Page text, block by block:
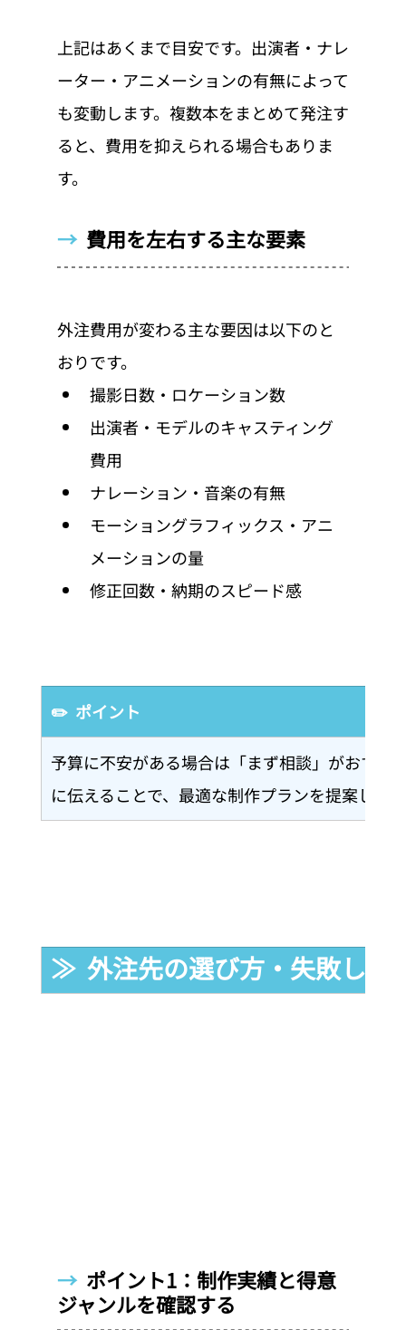
上記はあくまで目安です。出演者・ナレ
ーター・アニメーションの有無によって
も変動します。複数本をまとめて発注す
ると、費用を抑えられる場合もありま
す。
→ 費用を左右する主な要素
外注費用が変わる主な要因は以下のと
おりです。
撮影日数・ロケーション数
出演者・モデルのキャスティング
費用
ナレーション・音楽の有無
モーショングラフィックス・アニ
メーションの量
修正回数・納期のスピード感
✏️  ポイント
予算に不安がある場合は「まず相談」がおすす
に伝えることで、最適な制作プランを提案して
≫  外注先の選び方・失敗しな
→ ポイント1：制作実績と得意
ジャンルを確認する